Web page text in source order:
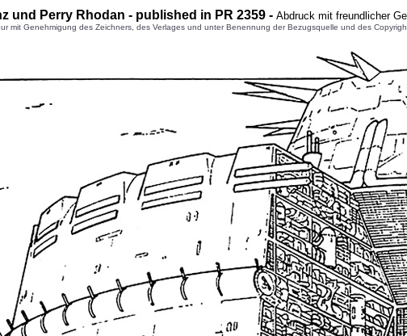
und Perry Rhodan - published in PR 2359 - Abdruck mit freundlicher
mit Genehmigung des Zeichners, des Verlages und unter Benennung der Bezugsquelle und des